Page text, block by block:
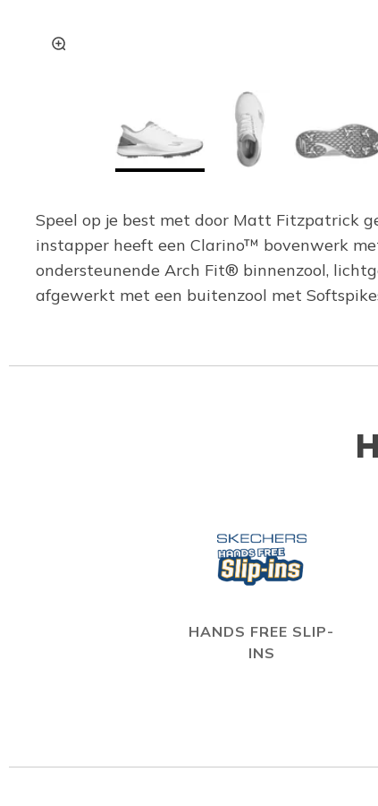
Speel op je best met door Matt Fitzpatrick
instapper heeft een Clarino™ bovenwerk
ondersteunende Arch Fit® binnenzool,
afgewerkt met een buitenzool met
HANDS FREE SLIP-
INS